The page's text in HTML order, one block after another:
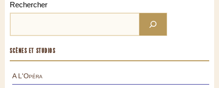
Rechercher
SCÈNES ET STUDIOS
A L'Opéra